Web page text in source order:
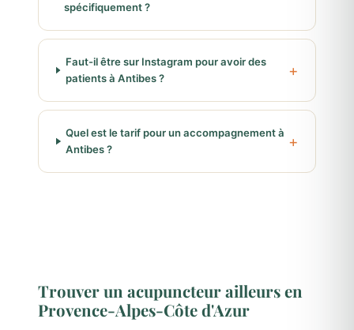
spécifiquement ?
Faut-il être sur Instagram pour avoir des
patients à Antibes ?
Quel est le tarif pour un accompagnement à
Antibes ?
Trouver un acupuncteur ailleurs en
Provence-Alpes-Côte d'Azur